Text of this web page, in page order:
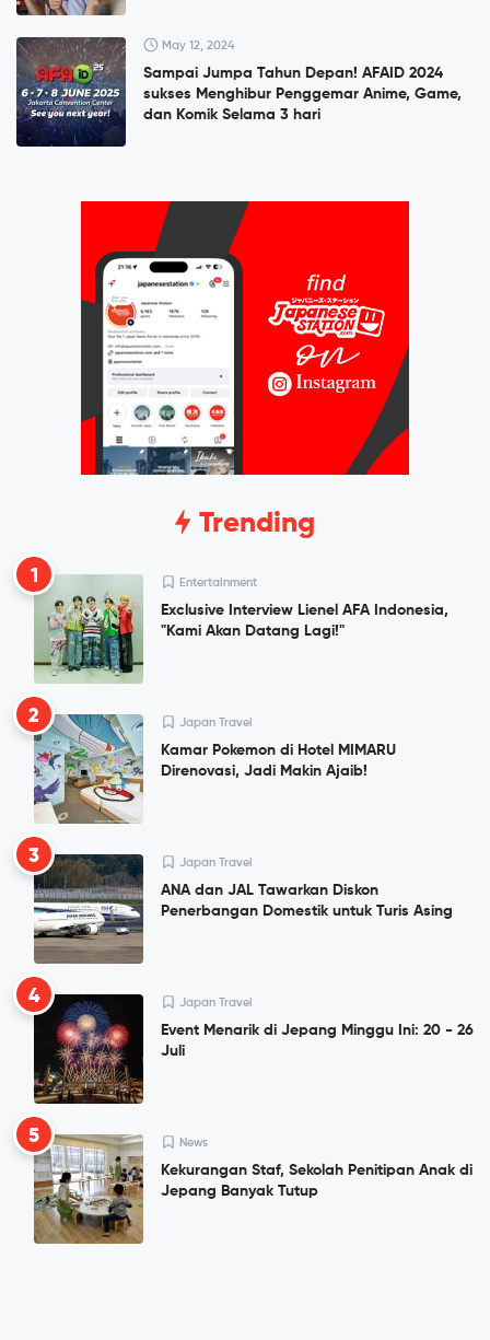
May 12, 2024
Sampai Jumpa Tahun Depan! AFAID 2024
sukses Menghibur Penggemar Anime, Game,
dan Komik Selama 3 hari
Trending
1 Entertainment
Exclusive Interview Lienel AFA Indonesia,
"Kami Akan Datang Lagi!"
2 Japan Travel
Kamar Pokemon di Hotel MIMARU
Direnovasi, Jadi Makin Ajaib!
3 Japan Travel
ANA dan JAL Tawarkan Diskon
Penerbangan Domestik untuk Turis Asing
4 Japan Travel
Event Menarik di Jepang Minggu Ini: 20 - 26
Juli
5 News
Kekurangan Staf, Sekolah Penitipan Anak di
Jepang Banyak Tutup